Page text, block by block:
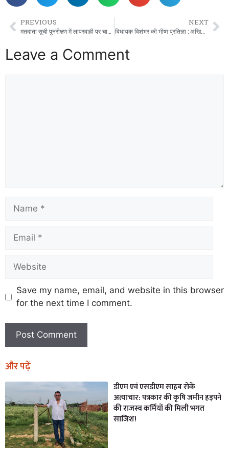
PREVIOUS
मतदाता सूची पुनरीक्षण में लापरवाही पर चाबुक: दो पर एफआईआर,आठ का रुका वेतन।
NEXT
विधायक विशंभर की भीष्म प्रतिज्ञा : अखिलेश को दिलवायेगें सत्ता की पतवार
Leave a Comment
Save my name, email, and website in this browser
for the next time I comment.
और पढ़ें
डीएम एवं एसडीएम साहब रोकें
अत्याचार: पत्रकार की कृषि जमीन हड़पने
की राजस्व कर्मियों की मिली भगत
साजिश!